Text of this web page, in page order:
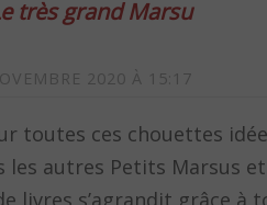
très grand Marsu
2020 À 15:17
toutes ces chouettes
les autres Petits Marsus
livres s’agrandit grâce à